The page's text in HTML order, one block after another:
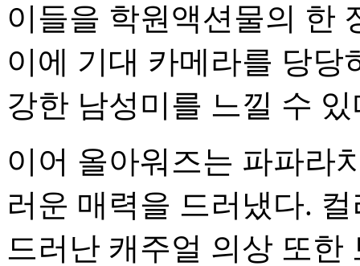
이들을 학원액션물의 한
이에 기대 카메라를 당
강한 남성미를 느낄 수 있
이어 올아워즈는 파파라
러운 매력을 드러냈다.
드러난 캐주얼 의상 또한